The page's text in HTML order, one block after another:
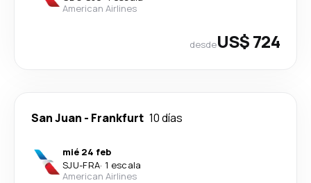
American Airlines
desdeUS$ 724
San Juan - Frankfurt 10 días
mié 24 feb
SJU-FRA· 1 escala
American Airlines